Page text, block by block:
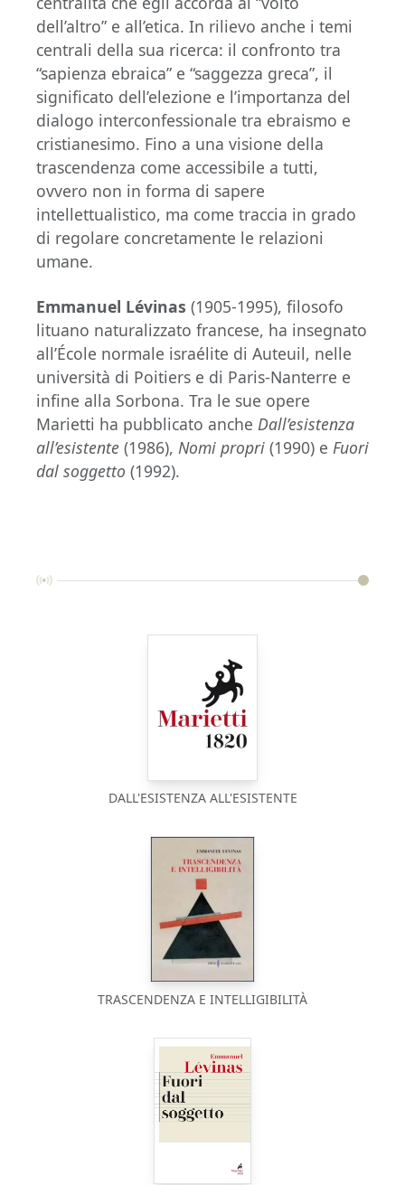
dell’altro” e all’etica. In rilievo anche i temi
centrali della sua ricerca: il confronto tra
“sapienza ebraica” e “saggezza greca”, il
significato dell’elezione e l’importanza del
dialogo interconfessionale tra ebraismo e
cristianesimo. Fino a una visione della
trascendenza come accessibile a tutti,
ovvero non in forma di sapere
intellettualistico, ma come traccia in grado
di regolare concretamente le relazioni
umane.
Emmanuel Lévinas (1905-1995), filosofo
lituano naturalizzato francese, ha insegnato
all’École normale israélite di Auteuil, nelle
università di Poitiers e di Paris-Nanterre e
infine alla Sorbona. Tra le sue opere
Marietti ha pubblicato anche Dall’esistenza
all’esistente (1986), Nomi propri (1990) e Fuori
dal soggetto (1992).
DALL'ESISTENZA ALL'ESISTENTE
TRASCENDENZA E INTELLIGIBILITÀ